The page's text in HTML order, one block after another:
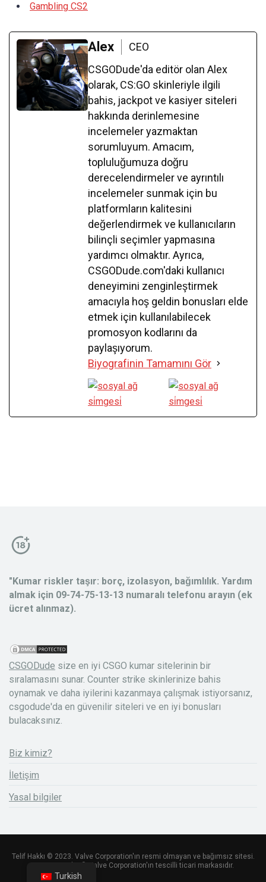
Gambling CS2
Alex
CEO
CSGODude'da editör olan Alex
olarak, CS:GO skinleriyle ilgili
bahis, jackpot ve kasiyer siteleri
hakkında derinlemesine
incelemeler yazmaktan
sorumluyum. Amacım,
topluluğumuza doğru
derecelendirmeler ve ayrıntılı
incelemeler sunmak için bu
platformların kalitesini
değerlendirmek ve kullanıcıların
bilinçli seçimler yapmasına
yardımcı olmaktır. Ayrıca,
CSGODude.com'daki kullanıcı
deneyimini zenginleştirmek
amacıyla hoş geldin bonusları elde
etmek için kullanılabilecek
promosyon kodlarını da
paylaşıyorum.
Biyografinin Tamamını Gör
"Kumar riskler taşır: borç, izolasyon, bağımlılık. Yardım
almak için 09-74-75-13-13 numaralı telefonu arayın (ek
ücret alınmaz).
CSGODude size en iyi CSGO kumar sitelerinin bir
sıralamasını sunar. Counter strike skinlerinize bahis
oynamak ve daha iyilerini kazanmaya çalışmak istiyorsanız,
csgodude'da en güvenilir siteleri ve en iyi bonusları
bulacaksınız.
Biz kimiz?
İletişim
Yasal bilgiler
Telif Hakkı © 2023. Valve Corporation'ın resmi olmayan ve bağımsız sitesi.
Counter Strike ® Valve Corporation'ın tescilli ticari markasıdır.
Turkish